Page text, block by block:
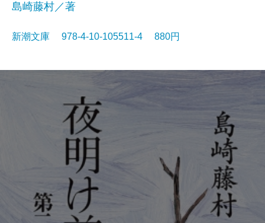
島崎藤村／著
新潮文庫 978-4-10-105511-4 880円